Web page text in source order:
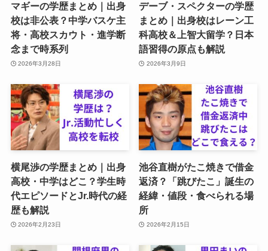
マギーの学歴まとめ｜出身
校は非公表？中学バスケ主
将・高校スカウト・進学断
念まで時系列
2026年3月28日
デーブ・スペクターの学歴
まとめ｜出身校はレーン工
科高校＆上智大留学？日本
語習得の原点も解説
2026年3月9日
横尾渉の学歴まとめ｜出身
高校・中学はどこ？学生時
代エピソードとJr.時代の経
歴も解説
2026年2月23日
池谷直樹がたこ焼きで借金
返済？「跳びたこ」誕生の
経緯・値段・食べられる場
所
2026年2月15日